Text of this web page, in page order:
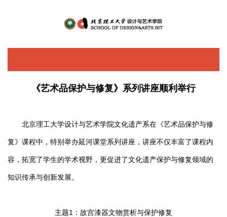
《艺术品保护与修复》系列讲座顺利举行
北京理工大学设计与艺术学院文化遗产系在《艺术品保护与修
复》课程中，特别举办延河课堂系列讲座，讲座不仅丰富了课程内
容，拓宽了学生的学术视野，更促进了文化遗产保护与修复领域的
知识传承与创新发展。
主题1：故宫漆器文物赏析与保护修复